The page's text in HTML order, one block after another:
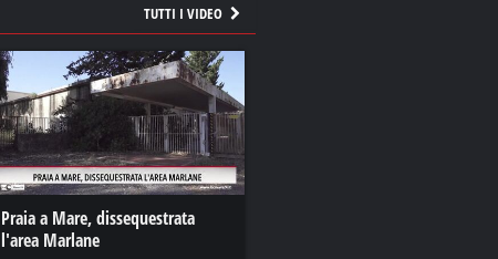
TUTTI I VIDEO
Praia a Mare, dissequestrata
l'area Marlane